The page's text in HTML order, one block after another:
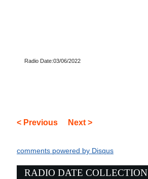
Radio Date:03/06/2022
< Previous Next >
comments powered by Disqus
RADIO DATE COLLECTION